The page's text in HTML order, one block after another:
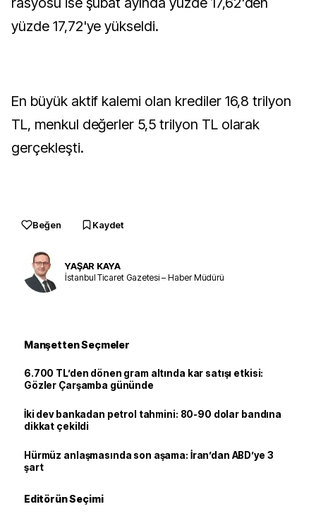
yüzde 17,72'ye yükseldi.
En büyük aktif kalemi olan krediler 16,8 trilyon
TL, menkul değerler 5,5 trilyon TL olarak
gerçekleşti.
Beğen Kaydet
YAŞAR KAYA
İstanbul Ticaret Gazetesi – Haber Müdürü
Manşetten Seçmeler
6.700 TL’den dönen gram altında kar satışı etkisi:
Gözler Çarşamba gününde
İki dev bankadan petrol tahmini: 80-90 dolar bandına
dikkat çekildi
Hürmüz anlaşmasında son aşama: İran’dan ABD’ye 3
şart
Editörün Seçimi